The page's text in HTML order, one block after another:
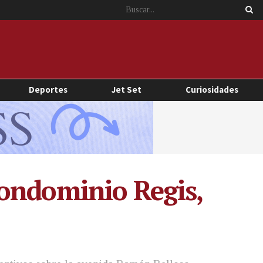
Deportes Jet Set Curiosidades
Regis,